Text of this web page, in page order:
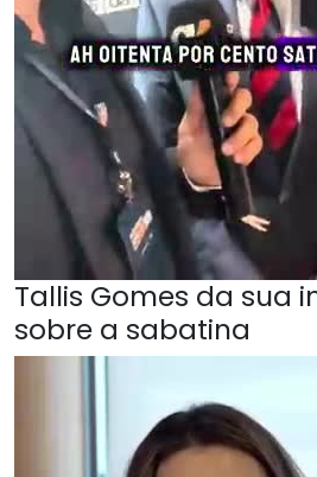
Tallis Gomes da sua
sobre a sabatina